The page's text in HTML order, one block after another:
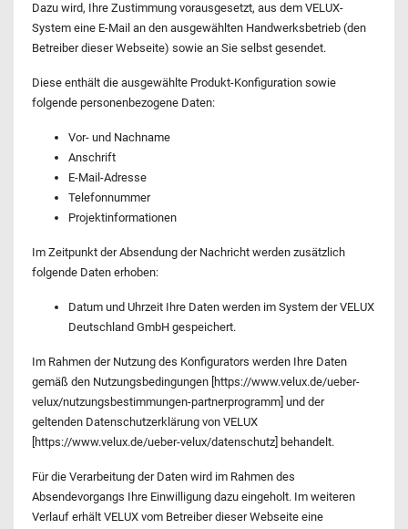
Dazu wird, Ihre Zustimmung vorausgesetzt, aus dem VELUX-
System eine E-Mail an den ausgewählten Handwerksbetrieb (den
Betreiber dieser Webseite) sowie an Sie selbst gesendet.
Diese enthält die ausgewählte Produkt-Konfiguration sowie
folgende personenbezogene Daten:
Vor- und Nachname
Anschrift
E-Mail-Adresse
Telefonnummer
Projektinformationen
Im Zeitpunkt der Absendung der Nachricht werden zusätzlich
folgende Daten erhoben:
Datum und Uhrzeit Ihre Daten werden im System der VELUX
Deutschland GmbH gespeichert.
Im Rahmen der Nutzung des Konfigurators werden Ihre Daten
gemäß den Nutzungsbedingungen [https://www.velux.de/ueber-
velux/nutzungsbestimmungen-partnerprogramm] und der
geltenden Datenschutzerklärung von VELUX
[https://www.velux.de/ueber-velux/datenschutz] behandelt.
Für die Verarbeitung der Daten wird im Rahmen des
Absendevorgangs Ihre Einwilligung dazu eingeholt. Im weiteren
Verlauf erhält VELUX vom Betreiber dieser Webseite eine